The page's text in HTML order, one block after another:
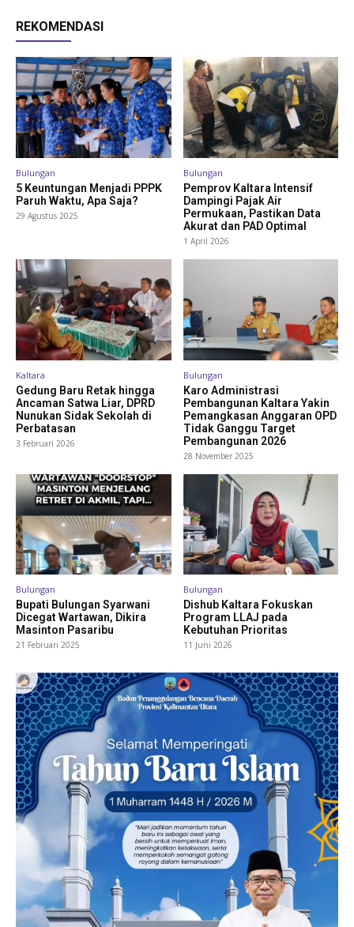
REKOMENDASI
Bulungan
5 Keuntungan Menjadi PPPK
Paruh Waktu, Apa Saja?
29 Agustus 2025
Bulungan
Pemprov Kaltara Intensif
Dampingi Pajak Air
Permukaan, Pastikan Data
Akurat dan PAD Optimal
1 April 2026
Kaltara
Gedung Baru Retak hingga
Ancaman Satwa Liar, DPRD
Nunukan Sidak Sekolah di
Perbatasan
3 Februari 2026
Bulungan
Karo Administrasi
Pembangunan Kaltara Yakin
Pemangkasan Anggaran OPD
Tidak Ganggu Target
Pembangunan 2026
28 November 2025
Bulungan
Bupati Bulungan Syarwani
Dicegat Wartawan, Dikira
Masinton Pasaribu
21 Februari 2025
Bulungan
Dishub Kaltara Fokuskan
Program LLAJ pada
Kebutuhan Prioritas
11 Juni 2026